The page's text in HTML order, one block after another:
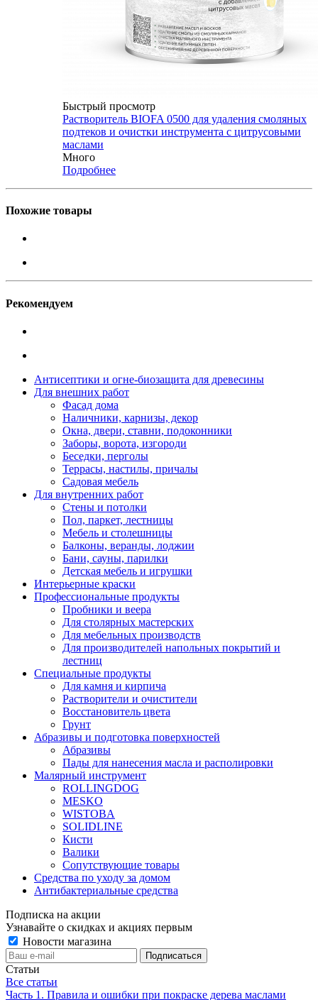
Быстрый просмотр
Растворитель BIOFA 0500 для удаления смоляных
подтеков и очистки инструмента с цитрусовыми
маслами
Много
Подробнее
Похожие товары
Рекомендуем
Антисептики и огне-биозащита для древесины
Для внешних работ
Фасад дома
Наличники, карнизы, декор
Окна, двери, ставни, подоконники
Заборы, ворота, изгороди
Беседки, перголы
Террасы, настилы, причалы
Садовая мебель
Для внутренних работ
Стены и потолки
Пол, паркет, лестницы
Мебель и столешницы
Балконы, веранды, лоджии
Бани, сауны, парилки
Детская мебель и игрушки
Интерьерные краски
Профессиональные продукты
Пробники и веера
Для столярных мастерских
Для мебельных производств
Для производителей напольных покрытий и
лестниц
Специальные продукты
Для камня и кирпича
Растворители и очистители
Восстановитель цвета
Грунт
Абразивы и подготовка поверхностей
Абразивы
Пады для нанесения масла и располировки
Малярный инструмент
ROLLINGDOG
MESKO
WISTOBA
SOLIDLINE
Кисти
Валики
Сопутствующие товары
Средства по уходу за домом
Антибактериальные средства
Подписка на акции
Узнавайте о скидках и акциях первым
Новости магазина
Статьи
Все статьи
Часть 1. Правила и ошибки при покраске дерева маслами